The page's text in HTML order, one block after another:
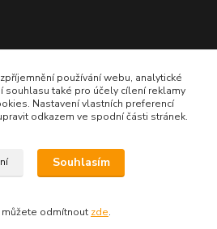
sběr cookies.
používání webu, analytické
souhlasu také pro účely cílení reklamy
Nastavení vlastních preferencí
odkazem ve spodní části stránek.
Souhlasím
můžete odmítnout zde.